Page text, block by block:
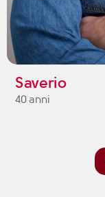
Saverio
40 anni